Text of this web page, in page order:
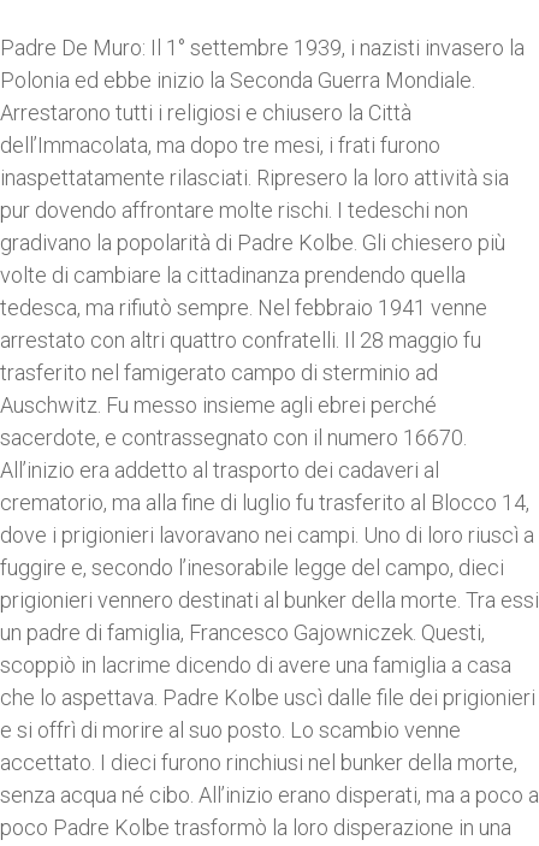
Padre De Muro: Il 1° settembre 1939, i nazisti invasero la
Polonia ed ebbe inizio la Seconda Guerra Mondiale.
Arrestarono tutti i religiosi e chiusero la Città
dell’Immacolata, ma dopo tre mesi, i frati furono
inaspettatamente rilasciati. Ripresero la loro attività sia
pur dovendo affrontare molte rischi. I tedeschi non
gradivano la popolarità di Padre Kolbe. Gli chiesero più
volte di cambiare la cittadinanza prendendo quella
tedesca, ma rifiutò sempre. Nel febbraio 1941 venne
arrestato con altri quattro confratelli. Il 28 maggio fu
trasferito nel famigerato campo di sterminio ad
Auschwitz. Fu messo insieme agli ebrei perché
sacerdote, e contrassegnato con il numero 16670.
All’inizio era addetto al trasporto dei cadaveri al
crematorio, ma alla fine di luglio fu trasferito al Blocco 14,
dove i prigionieri lavoravano nei campi. Uno di loro riuscì a
fuggire e, secondo l’inesorabile legge del campo, dieci
prigionieri vennero destinati al bunker della morte. Tra essi
un padre di famiglia, Francesco Gajowniczek. Questi,
scoppiò in lacrime dicendo di avere una famiglia a casa
che lo aspettava. Padre Kolbe uscì dalle file dei prigionieri
e si offrì di morire al suo posto. Lo scambio venne
accettato. I dieci furono rinchiusi nel bunker della morte,
senza acqua né cibo. All’inizio erano disperati, ma a poco a
poco Padre Kolbe trasformò la loro disperazione in una